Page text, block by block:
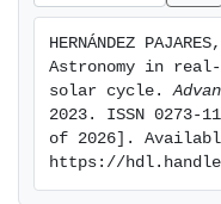
HERNÁNDEZ
Astronomy in
solar cycle.
2023. ISSN 0273-
of 2026].
https://